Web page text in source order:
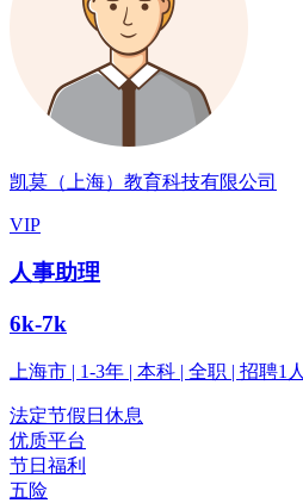
凯莫（上海）教育科技有限公司
VIP
人事助理
6k-7k
上海市 | 1-3年 | 本科 | 全职 | 招聘1人
法定节假日休息
优质平台
节日福利
五险